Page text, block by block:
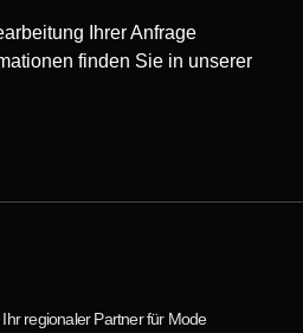
Ihrer Anfrage
finden Sie in unserer
regionaler Partner für Mode